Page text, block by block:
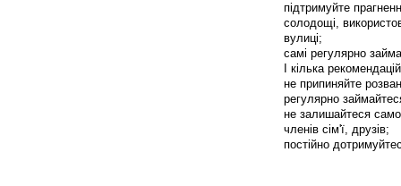
підтримуйте
солодощі,
вулиці;
самі регулярно
І кілька
не припиняйте
регулярно
не залишайтеся
членів сім'ї, друзів;
постійно